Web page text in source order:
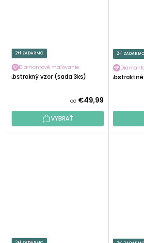
2+1 ZADARMO
Diamantové maľovanie
Abstrakný vzor (sada 3ks)
od €49,99
VYBRAŤ
2+1 ZADARMO